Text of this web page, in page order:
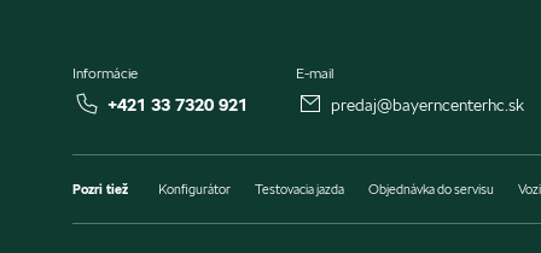
Informácie
+421 33 7320 921
E-mail
predaj@bayerncenterhc.sk
Pozri tiež Konfigurátor Testovacia jazda Objednávka do servisu